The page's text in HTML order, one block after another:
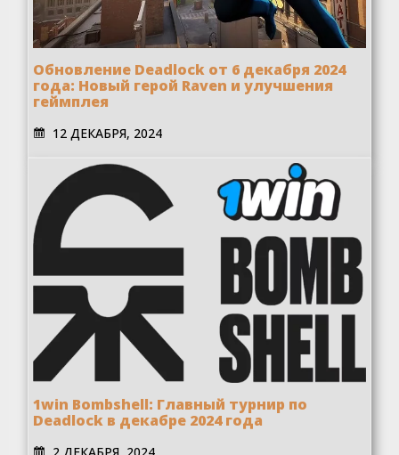
Обновление Deadlock от 6 декабря 2024
года: Новый герой Raven и улучшения
геймплея
12 ДЕКАБРЯ, 2024
1win Bombshell: Главный турнир по
Deadlock в декабре 2024 года